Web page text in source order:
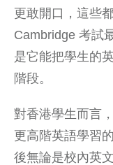
更敢開口，這些
Cambridge 考試
是它能把學生的
階段。
對香港學生而言
更高階英語學習
後無論是校內英